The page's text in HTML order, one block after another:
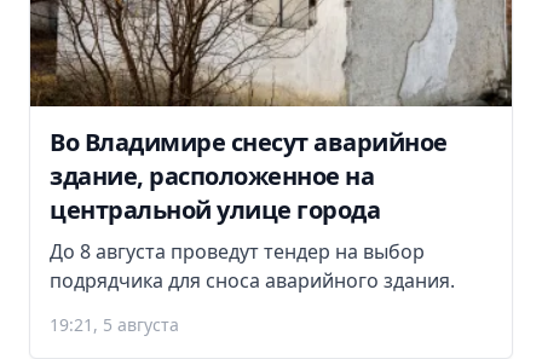
Во Владимире снесут аварийное
здание, расположенное на
центральной улице города
До 8 августа проведут тендер на выбор
подрядчика для сноса аварийного здания.
19:21, 5 августа